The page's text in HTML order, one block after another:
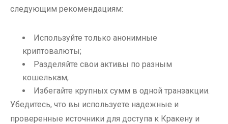
следующим рекомендациям:
Используйте только анонимные
криптовалюты;
Разделяйте свои активы по разным
кошелькам;
Избегайте крупных сумм в одной транзакции.
Убедитесь, что вы используете надежные и
проверенные источники для доступа к Кракену и